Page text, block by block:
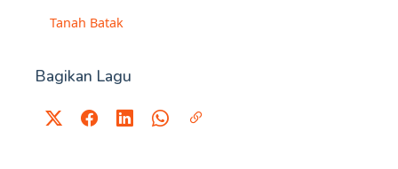
Tanah Batak
Bagikan Lagu